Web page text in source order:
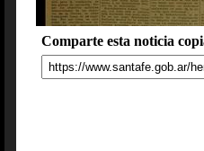
Comparte esta noticia